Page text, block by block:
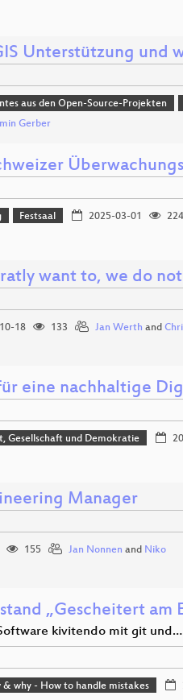
Unterstützung und
aus den Open-Source-Projekten
Gerber
Festsaal 2025-03-01 224
want to, we do
18 133 Jan Werth and
eine nachhaltige
Gesellschaft und Demokratie
Manager
155 Jan Nonnen and Niko
„Gescheitert am
kivitendo mit git und…
& why - How to handle mistakes